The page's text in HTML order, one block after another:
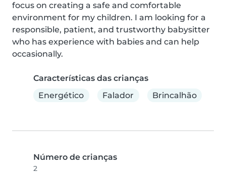
focus on creating a safe and comfortable
environment for my children. I am looking for a
responsible, patient, and trustworthy babysitter
who has experience with babies and can help
occasionally.
Características das crianças
Energético
Falador Brincalhão
Número de crianças
2